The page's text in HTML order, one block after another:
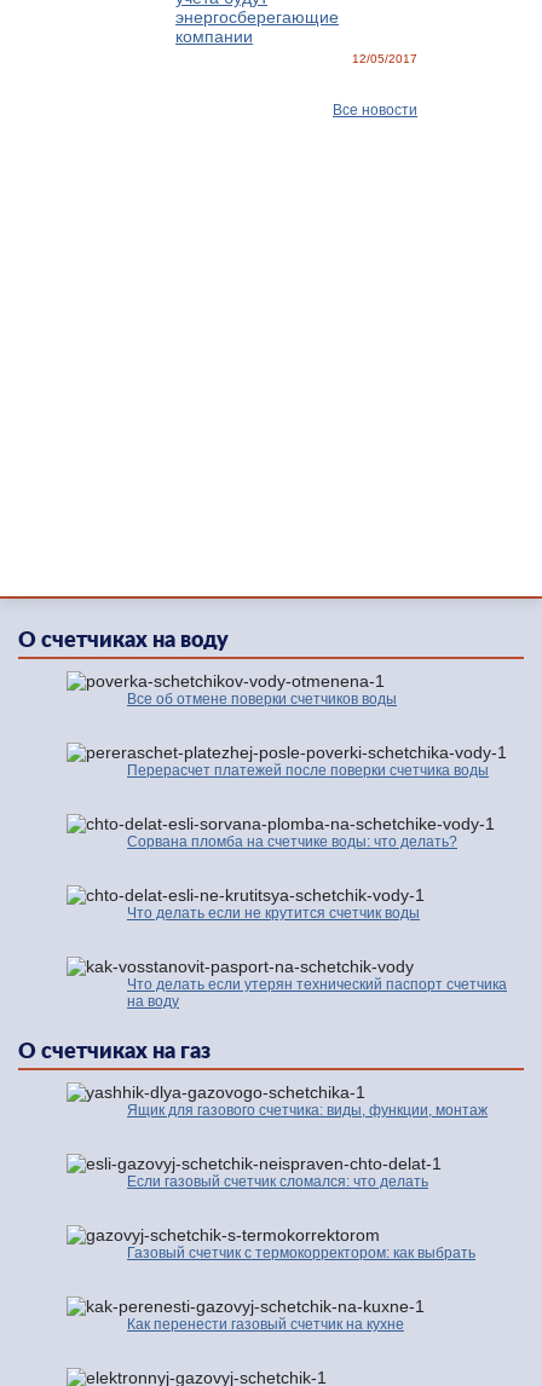
энергосберегающие
компании
12/05/2017
Все новости
О счетчиках на воду
Все об отмене поверки счетчиков воды
Перерасчет платежей после поверки счетчика воды
Сорвана пломба на счетчике воды: что делать?
Что делать если не крутится счетчик воды
Что делать если утерян технический паспорт счетчика
на воду
О счетчиках на газ
Ящик для газового счетчика: виды, функции, монтаж
Если газовый счетчик сломался: что делать
Газовый счетчик с термокорректором: как выбрать
Как перенести газовый счетчик на кухне